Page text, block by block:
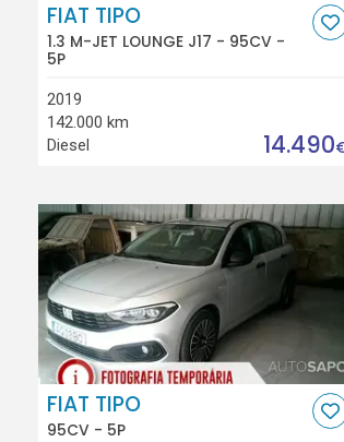
FIAT TIPO
1.3 M-JET LOUNGE J17 - 95CV -
5P
2019
142.000 km
Diesel
14.490
FIAT TIPO
95CV - 5P